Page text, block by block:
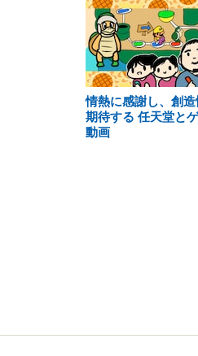
情熱に感謝し、創造
期待する 任天堂と
動画